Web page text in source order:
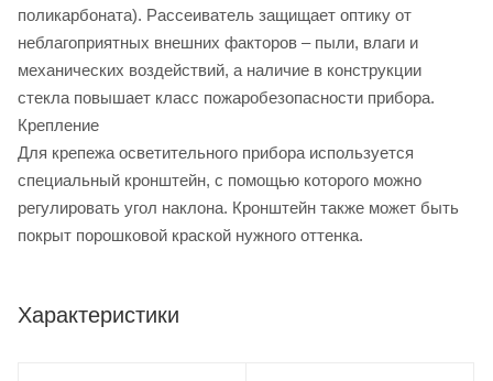
поликарбоната). Рассеиватель защищает оптику от
неблагоприятных внешних факторов – пыли, влаги и
механических воздействий, а наличие в конструкции
стекла повышает класс пожаробезопасности прибора.
Крепление
Для крепежа осветительного прибора используется
специальный кронштейн, с помощью которого можно
регулировать угол наклона. Кронштейн также может быть
покрыт порошковой краской нужного оттенка.
Характеристики